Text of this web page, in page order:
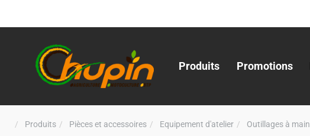
Produits Promotions
Produits Pièces et accessoires Equipement d'atelier Outillages à main